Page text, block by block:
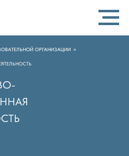
ОРГАНИЗАЦИИ »